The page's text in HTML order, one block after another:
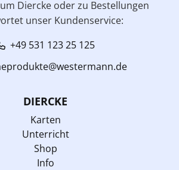
Diercke oder zu Bestellungen
unser Kundenservice:
+49 531 123 25 125
DIERCKE
Karten
Unterricht
Shop
Info